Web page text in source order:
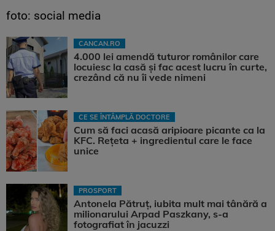
foto: social media
CANCAN.RO
4.000 lei amendă tuturor românilor care
locuiesc la casă și fac acest lucru în curte,
crezând că nu îi vede nimeni
CE SE ÎNTÂMPLĂ DOCTORE
Cum să faci acasă aripioare picante ca la
KFC. Rețeta + ingredientul care le face
unice
PROSPORT
Antonela Pătruț, iubita mult mai tânără a
milionarului Arpad Paszkany, s-a
fotografiat în jacuzzi